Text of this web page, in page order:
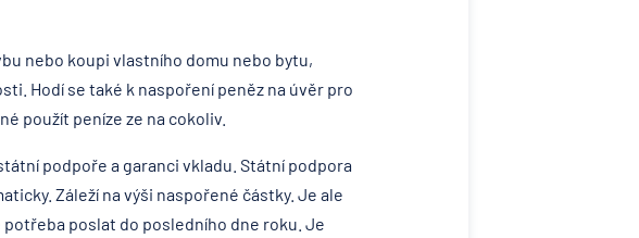
nebo koupi vlastního domu nebo bytu,
Hodí se také k naspoření peněz na úvěr pro
použít peníze ze na cokoliv.
podpoře a garanci vkladu. Státní podpora
Záleží na výši naspořené částky. Je ale
poslat do posledního dne roku. Je